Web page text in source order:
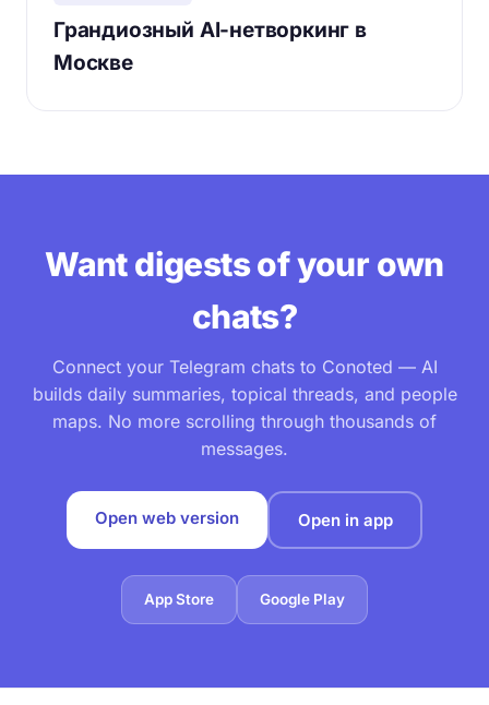
Грандиозный AI-нетворкинг в
Москве
Want digests of your own
chats?
Connect your Telegram chats to Conoted — AI
builds daily summaries, topical threads, and people
maps. No more scrolling through thousands of
messages.
Open web version Open in app
App Store Google Play